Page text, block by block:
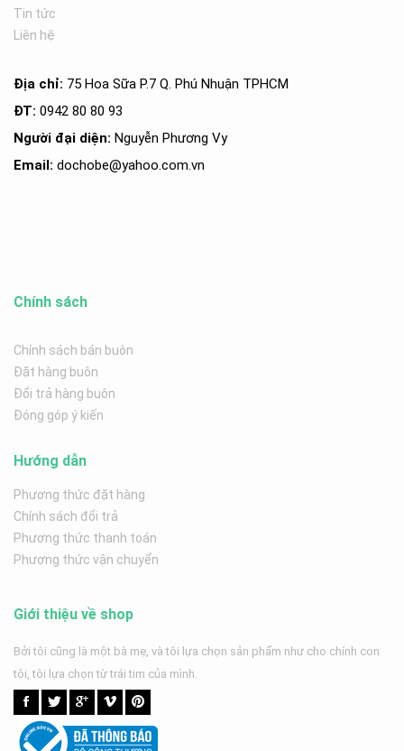
Tin tức
Liên hệ
Địa chỉ: 75 Hoa Sữa P.7 Q. Phú Nhuận TPHCM
ĐT: 0942 80 80 93
Người đại diện: Nguyễn Phương Vy
Email: dochobe@yahoo.com.vn
Chính sách
Chính sách bán buôn
Đặt hàng buôn
Đổi trả hàng buôn
Đóng góp ý kiến
Hướng dẫn
Phương thức đặt hàng
Chính sách đổi trả
Phương thức thanh toán
Phương thức vận chuyển
Giới thiệu về shop
Bởi tôi cũng là một bà mẹ, và tôi lựa chọn sản phẩm như cho chính con
tôi, tôi lựa chọn từ trái tim của mình.